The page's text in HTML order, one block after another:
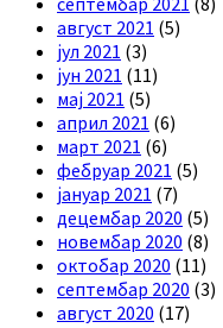
август 2021 (5)
јул 2021 (3)
јун 2021 (11)
мај 2021 (5)
април 2021 (6)
март 2021 (6)
фебруар 2021 (5)
јануар 2021 (7)
децембар 2020 (5)
новембар 2020 (8)
октобар 2020 (11)
септембар 2020 (3)
август 2020 (17)